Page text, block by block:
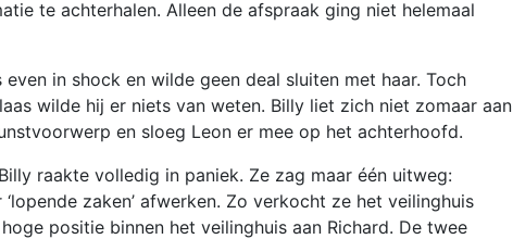
te achterhalen. Alleen de afspraak ging niet helemaal
in shock en wilde geen deal sluiten met haar. Toch
wilde hij er niets van weten. Billy liet zich niet zomaar aan
en sloeg Leon er mee op het achterhoofd.
raakte volledig in paniek. Ze zag maar één uitweg:
zaken’ afwerken. Zo verkocht ze het veilinghuis
positie binnen het veilinghuis aan Richard. De twee